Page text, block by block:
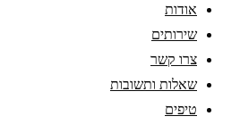
אודות
שירותים
צרו קשר
שאלות ותשובות
טיפים